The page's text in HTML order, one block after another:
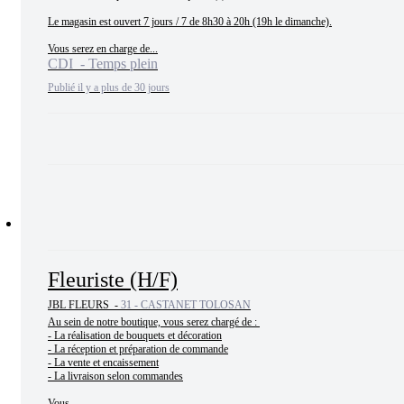
Le magasin est ouvert 7 jours / 7 de 8h30 à 20h (19h le dimanche).
Vous serez en charge de...
CDI - Temps plein
Publié il y a plus de 30 jours
Fleuriste (H/F)
JBL FLEURS - 31 - CASTANET TOLOSAN
Au sein de notre boutique, vous serez chargé de :
- La réalisation de bouquets et décoration
- La réception et préparation de commande
- La vente et encaissement
- La livraison selon commandes